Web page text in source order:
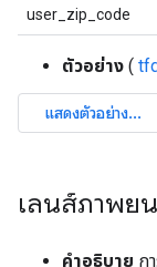
user_zip_code
ตัวอย่าง (
เลนส์ภาพย
คำอธิบาย ก